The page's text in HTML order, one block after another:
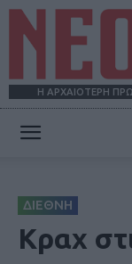
Η ΑΡΧΑΙΟΤΕΡΗ
ΔΙΕΘΝΗ
Κραχ